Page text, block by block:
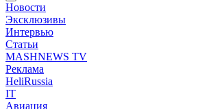
Новости
Эксклюзивы
Интервью
Статьи
MASHNEWS TV
Реклама
HeliRussia
IT
Авиация